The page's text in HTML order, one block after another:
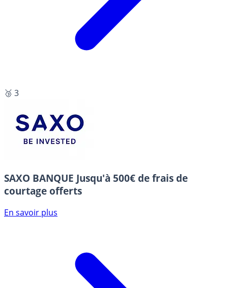
🥉 3
SAXO BANQUE Jusqu'à 500€ de frais de
courtage offerts
En savoir plus